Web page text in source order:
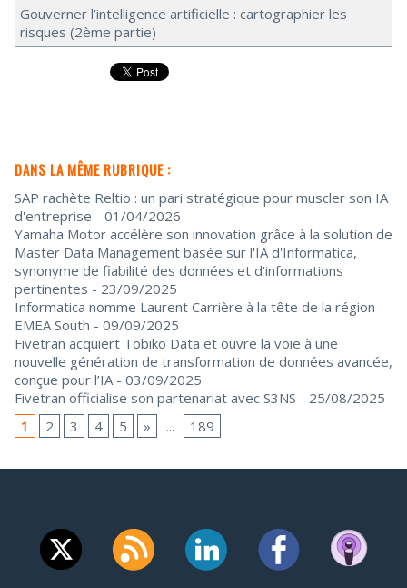
Gouverner l’intelligence artificielle : cartographier les
risques (2ème partie)
DANS LA MÊME RUBRIQUE :
SAP rachète Reltio : un pari stratégique pour muscler son IA
d'entreprise - 01/04/2026
Yamaha Motor accélère son innovation grâce à la solution de
Master Data Management basée sur l'IA d'Informatica,
synonyme de fiabilité des données et d'informations
pertinentes - 23/09/2025
Informatica nomme Laurent Carrière à la tête de la région
EMEA South - 09/09/2025
Fivetran acquiert Tobiko Data et ouvre la voie à une
nouvelle génération de transformation de données avancée,
conçue pour l’IA - 03/09/2025
Fivetran officialise son partenariat avec S3NS - 25/08/2025
1
2 3 4 5 » ... 189